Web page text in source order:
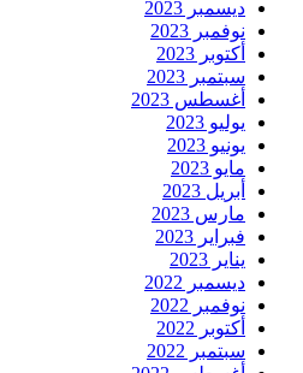
ديسمبر 2023
نوفمبر 2023
أكتوبر 2023
سبتمبر 2023
أغسطس 2023
يوليو 2023
يونيو 2023
مايو 2023
أبريل 2023
مارس 2023
فبراير 2023
يناير 2023
ديسمبر 2022
نوفمبر 2022
أكتوبر 2022
سبتمبر 2022